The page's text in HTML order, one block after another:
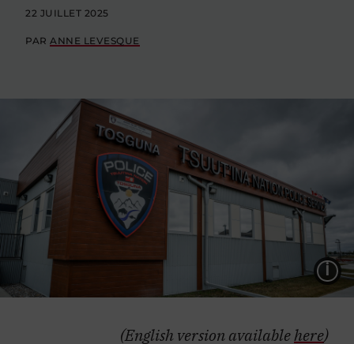
22 JUILLET 2025
PARANNE LEVESQUE
(English version availablehere)